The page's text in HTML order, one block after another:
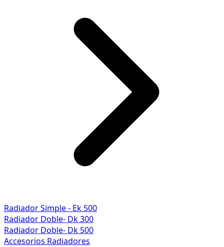
Radiador Simple - Ek 500
Radiador Doble- Dk 300
Radiador Doble- Dk 500
Accesorios Radiadores